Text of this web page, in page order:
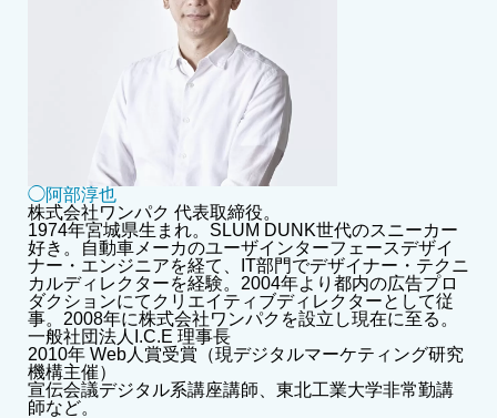
◯阿部淳也
株式会社ワンパク 代表取締役。
1974年宮城県生まれ。SLUM DUNK世代のスニーカー
好き。自動車メーカのユーザインターフェースデザイ
ナー・エンジニアを経て、IT部門でデザイナー・テクニ
カルディレクターを経験。2004年より都内の広告プロ
ダクションにてクリエイティブディレクターとして従
事。2008年に株式会社ワンパクを設立し現在に至る。
一般社団法人I.C.E 理事長
2010年 Web人賞受賞（現デジタルマーケティング研究
機構主催）
宣伝会議デジタル系講座講師、東北工業大学非常勤講
師など。